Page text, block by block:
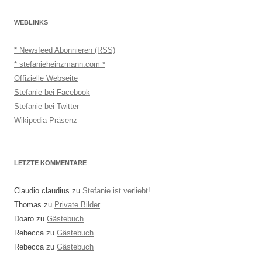
WEBLINKS
* Newsfeed Abonnieren (RSS)
* stefanieheinzmann.com *
Offizielle Webseite
Stefanie bei Facebook
Stefanie bei Twitter
Wikipedia Präsenz
LETZTE KOMMENTARE
Claudio claudius zu Stefanie ist verliebt!
Thomas zu Private Bilder
Doaro zu Gästebuch
Rebeccazu Gästebuch
Rebeccazu Gästebuch